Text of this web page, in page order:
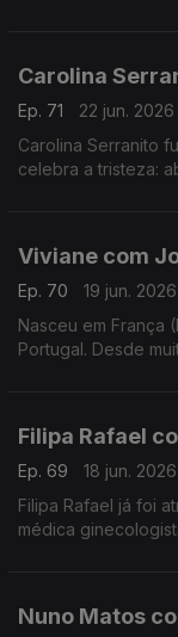
Carolina
Ep. 71
22 jun. 2026
Carolina Serranito
celebra a tristeza:
Viviane com
Ep. 70
19 jun. 2026
Nasceu em França
Portugal. Desde
Filipa Rafael
Ep. 69
18 jun. 2026
Filipa Rafael já foi
médica
Nuno Matos